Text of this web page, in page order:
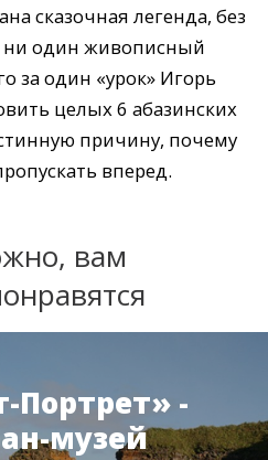
сказочная легенда, без
ни один живописный
за один «урок» Игорь
целых 6 абазинских
причину, почему
вперед.
вам
Портрет» -
музей